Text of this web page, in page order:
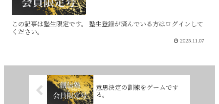
この記事は塾生限定です。 塾生登録が済んでいる方はログインして
ください。
2025.11.07
意思決定の訓練をゲームです
る。